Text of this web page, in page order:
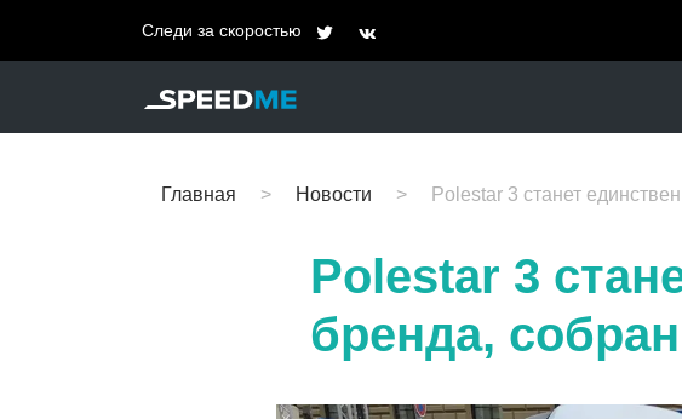
Следи за скоростью
Главная Новости Polestar 3 станет
Polestar 3
бренда,